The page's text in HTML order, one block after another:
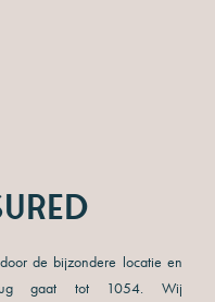
de bijzondere locatie en
gaat tot 1054. Wij